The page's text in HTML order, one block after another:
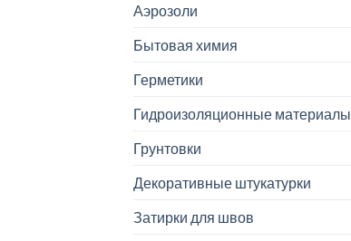
Аэрозоли
Бытовая химия
Герметики
Гидроизоляционные материалы
Грунтовки
Декоративные штукатурки
Затирки для швов